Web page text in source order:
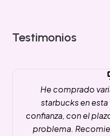
Testimonios
He comprado
starbucks en
confianza, con el
problema.